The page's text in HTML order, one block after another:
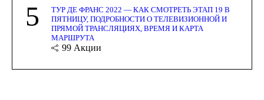
5
ТУР ДЕ ФРАНС 2022 — КАК СМОТРЕТЬ ЭТАП 19 В
ПЯТНИЦУ, ПОДРОБНОСТИ О ТЕЛЕВИЗИОННОЙ И
ПРЯМОЙ ТРАНСЛЯЦИЯХ, ВРЕМЯ И КАРТА
МАРШРУТА
99 Акции